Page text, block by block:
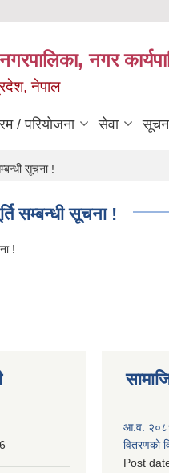
नगर
नेपाल
/ परियोजना सेवा
सूचना !
सम्बन्धी सूचना !
!
आ.व.
वितरणको
Post